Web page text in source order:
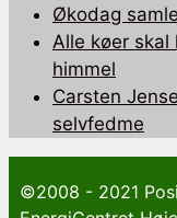
Økodag
Alle køer
himmel
Carsten
selvfedme
©2008 - 2021